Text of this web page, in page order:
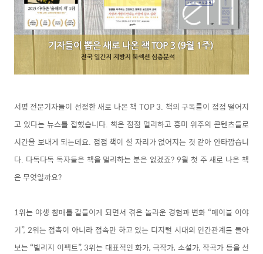
서평 전문기자들이 선정한 새로 나온 책 TOP 3. 책의 구독률이 점점 떨어지
고 있다는 뉴스를 접했습니다. 책은 점점 멀리하고 흥미 위주의 콘텐츠들로
시간을 보내게 되는데요. 점점 책이 설 자리가 없어지는 것 같아 안타깝습니
다. 다독다독 독자들은 책을 멀리하는 분은 없겠죠? 9월 첫 주 새로 나온 책
은 무엇일까요?
1위는 야생 참매를 길들이게 되면서 겪은 놀라운 경험과 변화 “메이블 이야
기”, 2위는 접촉이 아니라 접속만 하고 있는 디지털 시대의 인간관계를 돌아
보는 “빌리지 이펙트”, 3위는 대표적인 화가, 극작가, 소설가, 작곡가 등을 선